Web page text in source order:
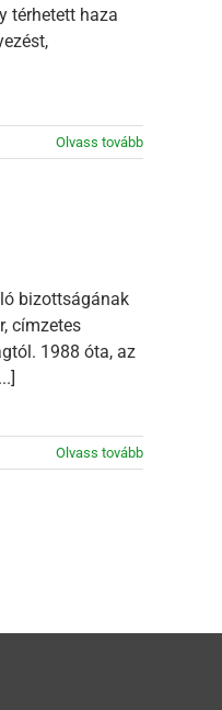
térhetett haza
Olvass tovább
bizottságának
címzetes
1988 óta, az
Olvass tovább